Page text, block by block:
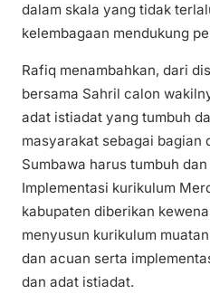
dalam skala yang tidak
kelembagaan mendukung
Rafiq menambahkan, dari
bersama Sahril calon
adat istiadat yang tumbuh
masyarakat sebagai bagian
Sumbawa harus tumbuh
Implementasi kurikulum
kabupaten diberikan
menyusun kurikulum
dan acuan serta
dan adat istiadat.